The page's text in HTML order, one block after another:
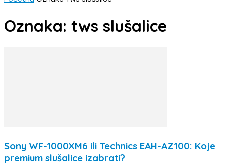
Oznaka: tws slušalice
Sony WF-1000XM6 ili Technics EAH-AZ100: Koje
premium slušalice izabrati?